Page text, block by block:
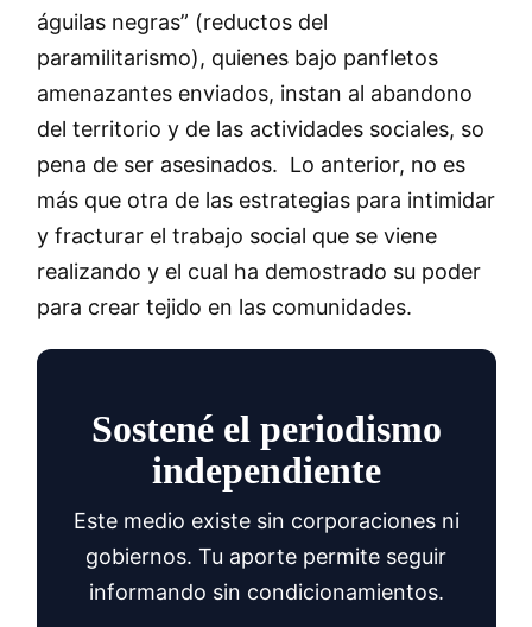
águilas negras” (reductos del
paramilitarismo), quienes bajo panfletos
amenazantes enviados, instan al abandono
del territorio y de las actividades sociales, so
pena de ser asesinados. Lo anterior, no es
más que otra de las estrategias para intimidar
y fracturar el trabajo social que se viene
realizando y el cual ha demostrado su poder
para crear tejido en las comunidades.
Sostené el periodismo
independiente
Este medio existe sin corporaciones ni
gobiernos. Tu aporte permite seguir
informando sin condicionamientos.